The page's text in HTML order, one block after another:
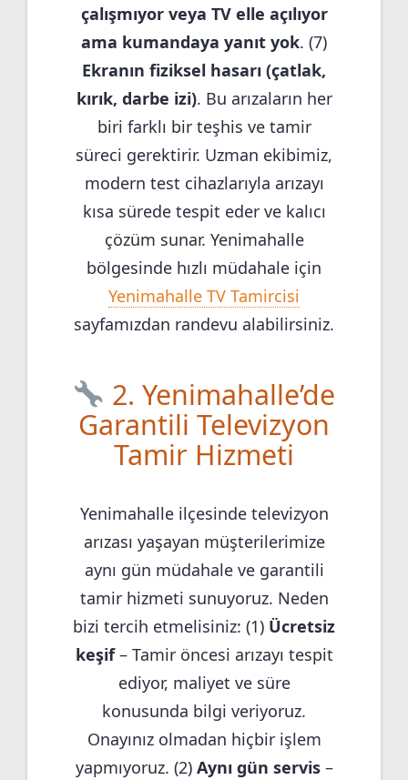
çalışmıyor veya TV elle açılıyor
ama kumandaya yanıt yok. (7)
Ekranın fiziksel hasarı (çatlak,
kırık, darbe izi). Bu arızaların her
biri farklı bir teşhis ve tamir
süreci gerektirir. Uzman ekibimiz,
modern test cihazlarıyla arızayı
kısa sürede tespit eder ve kalıcı
çözüm sunar. Yenimahalle
bölgesinde hızlı müdahale için
Yenimahalle TV Tamircisi
sayfamızdan randevu alabilirsiniz.
2. Yenimahalle’de
Garantili Televizyon
Tamir Hizmeti
Yenimahalle ilçesinde televizyon
arızası yaşayan müşterilerimize
aynı gün müdahale ve garantili
tamir hizmeti sunuyoruz. Neden
bizi tercih etmelisiniz: (1) Ücretsiz
keşif– Tamir öncesi arızayı tespit
ediyor, maliyet ve süre
konusunda bilgi veriyoruz.
Onayınız olmadan hiçbir işlem
yapmıyoruz. (2) Aynı gün servis–